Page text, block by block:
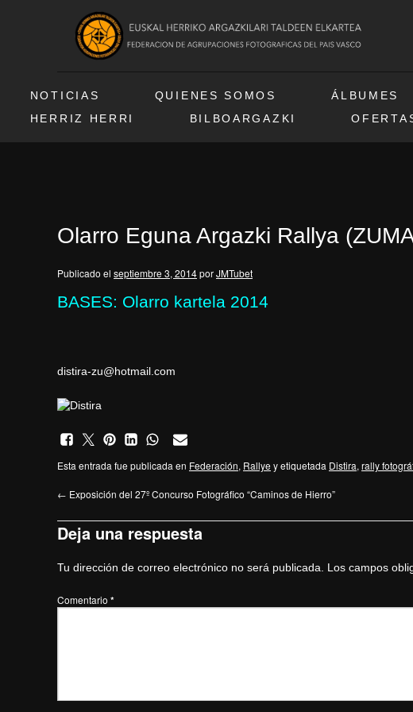
NOTICIAS QUIENES SOMOS ÁLBUMES
HERRIZ HERRI
BILBOARGAZKI
Olarro Eguna Argazki Rallya
Publicado el septiembre 3, 2014porJMTubet
BASES: Olarro kartela 2014
distira-zu@hotmail.com
Esta entrada fue publicada en Federación, Rallye y etiquetada Distira, rally
← Exposición del 27º Concurso Fotográfico “Caminos de Hierro”
Deja una respuesta
Tu dirección de correo electrónico no será publicada. Los campos
Comentario *